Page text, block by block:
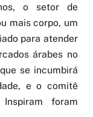
o setor de
mais corpo, um
para atender
árabes no
se incumbirá
e o comitê
foram